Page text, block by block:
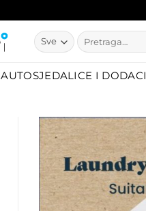
Pretraži:
AUTOSJEDALICE I DODACI